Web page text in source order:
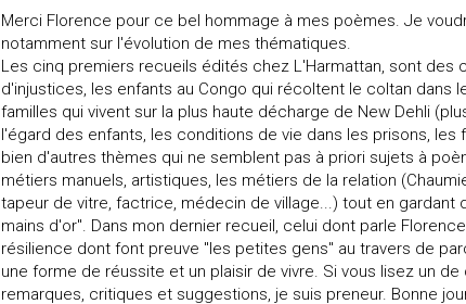
Merci Florence pour ce bel hommage à mes poèmes. Je
notamment sur l'évolution de mes thématiques.
Les cinq premiers recueils édités chez L'Harmattan, sont
d'injustices, les enfants au Congo qui récoltent le coltan dans
familles qui vivent sur la plus haute décharge de New Dehli
l'égard des enfants, les conditions de vie dans les prisons,
bien d'autres thèmes qui ne semblent pas à priori sujets à
métiers manuels, artistiques, les métiers de la relation
tapeur de vitre, factrice, médecin de village...) tout en
mains d'or". Dans mon dernier recueil, celui dont parle
résilience dont font preuve "les petites gens" au travers de
une forme de réussite et un plaisir de vivre. Si vous lisez un
remarques, critiques et suggestions, je suis preneur. Bonne